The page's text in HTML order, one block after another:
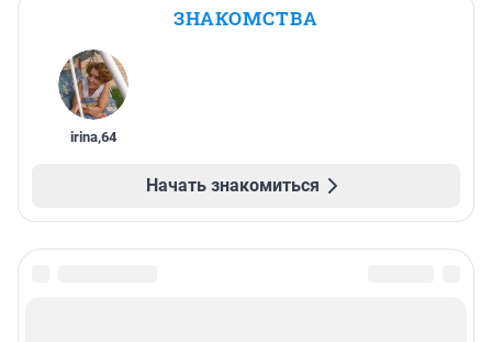
ЗНАКОМСТВА
irina,64
Начать знакомиться